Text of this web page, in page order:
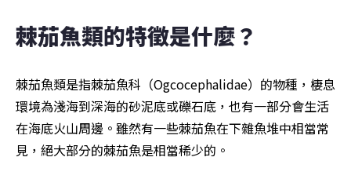
棘茄魚類的特徵是什麼？
棘茄魚類是指棘茄魚科（Ogcocephalidae）的物種，棲息
環境為淺海到深海的砂泥底或礫石底，也有一部分會生活
在海底火山周邊。雖然有一些棘茄魚在下雜魚堆中相當常
見，絕大部分的棘茄魚是相當稀少的。